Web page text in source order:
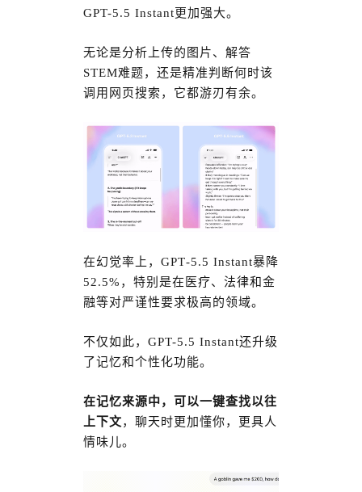
GPT-5.5 Instant更加强大。
无论是分析上传的图片、解答
STEM难题，还是精准判断何时该
调用网页搜索，它都游刃有余。
在幻觉率上，GPT‑5.5 Instant暴降
52.5%，特别是在医疗、法律和金
融等对严谨性要求极高的领域。
不仅如此，GPT-5.5 Instant还升级
了记忆和个性化功能。
在记忆来源中，可以一键查找以往
上下文，聊天时更加懂你，更具人
情味儿。